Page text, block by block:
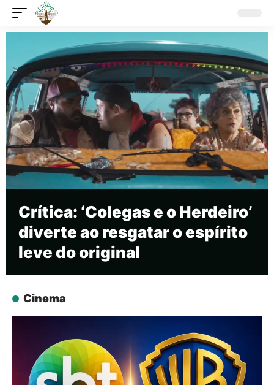
Crítica: ‘Colegas e o Herdeiro’
diverte ao resgatar o espírito
leve do original
Cinema